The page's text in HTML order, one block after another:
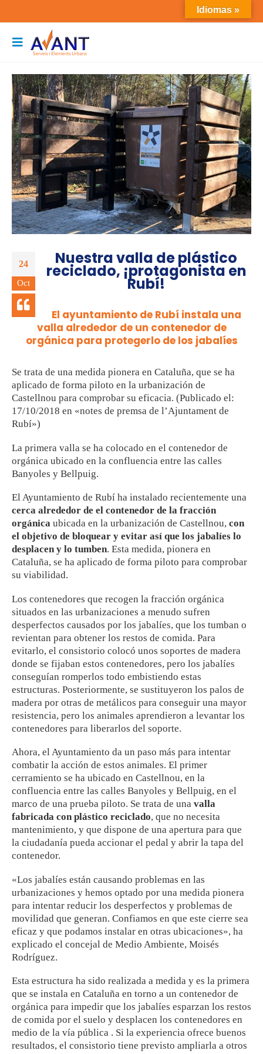
24
Oct
Nuestra valla de plástico
reciclado, ¡protagonista en
Rubí!
El ayuntamiento de Rubí instala una
valla alrededor de un contenedor de
orgánica para protegerlo de los jabalíes
Se trata de una medida pionera en Cataluña, que se ha
aplicado de forma piloto en la urbanización de
Castellnou para comprobar su eficacia. (Publicado el:
17/10/2018 en «notes de premsa de l’Ajuntament de
Rubí»)
La primera valla se ha colocado en el contenedor de
orgánica ubicado en la confluencia entre las calles
Banyoles y Bellpuig.
El Ayuntamiento de Rubí ha instalado recientemente una
cerca alrededor de el contenedor de la fracción
orgánica ubicada en la urbanización de Castellnou, con
el objetivo de bloquear y evitar así que los jabalíes lo
desplacen y lo tumben. Esta medida, pionera en
Cataluña, se ha aplicado de forma piloto para comprobar
su viabilidad.
Los contenedores que recogen la fracción orgánica
situados en las urbanizaciones a menudo sufren
desperfectos causados ​​por los jabalíes, que los tumban o
revientan para obtener los restos de comida. Para
evitarlo, el consistorio colocó unos soportes de madera
donde se fijaban estos contenedores, pero los jabalíes
conseguían romperlos todo embistiendo estas
estructuras. Posteriormente, se sustituyeron los palos de
madera por otras de metálicos para conseguir una mayor
resistencia, pero los animales aprendieron a levantar los
contenedores para liberarlos del soporte.
Ahora, el Ayuntamiento da un paso más para intentar
combatir la acción de estos animales. El primer
cerramiento se ha ubicado en Castellnou, en la
confluencia entre las calles Banyoles y Bellpuig, en el
marco de una prueba piloto. Se trata de una valla
fabricada con plástico reciclado, que no necesita
mantenimiento, y que dispone de una apertura para que
la ciudadanía pueda accionar el pedal y abrir la tapa del
contenedor.
«Los jabalíes están causando problemas en las
urbanizaciones y hemos optado por una medida pionera
para intentar reducir los desperfectos y problemas de
movilidad que generan. Confiamos en que este cierre sea
eficaz y que podamos instalar en otras ubicaciones», ha
explicado el concejal de Medio Ambiente, Moisés
Rodríguez.
Esta estructura ha sido realizada a medida y es la primera
que se instala en Cataluña en torno a un contenedor de
orgánica para impedir que los jabalíes esparzan los restos
de comida por el suelo y desplacen los contenedores en
medio de la vía pública . Si la experiencia ofrece buenos
resultados, el consistorio tiene previsto ampliarla a otros
Idiomas »